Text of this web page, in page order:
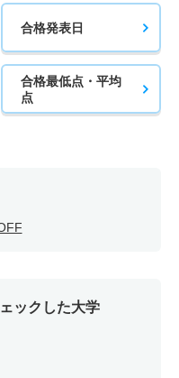
合格発表日
合格最低点・平均
点
ックした大学